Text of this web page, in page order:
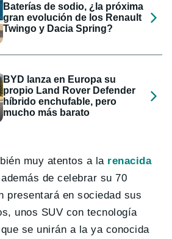
Baterías de sodio, ¿la próxima
gran evolución de los Renault
Twingo y Dacia Spring?
BYD lanza en Europa su
propio Land Rover Defender
híbrido enchufable, pero
mucho más barato
muy atentos a la renacida
de celebrar su 70
presentará en sociedad sus
unos SUV con tecnología
se unirán a la ya conocida